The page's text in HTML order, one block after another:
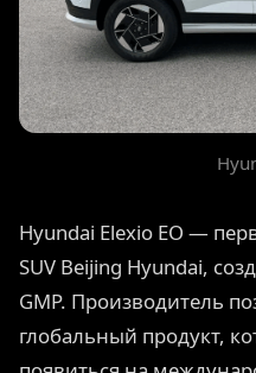
Hyundai Elexio EO —
SUV Beijing Hyundai,
GMP. Производитель
глобальный продукт,